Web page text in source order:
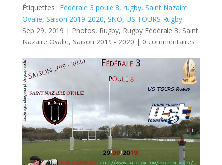
Étiquettes : Fédérale 3 poule 8, rugby, Saint Nazaire
Ovalie, Saison 2019-2020, SNO, US TOURS Rugby
Sep 29, 2019 | Photos, Rugby, Rugby Fédérale 3, Saint
Nazaire Ovalie, Saison 2019 - 2020 | 0 commentaires